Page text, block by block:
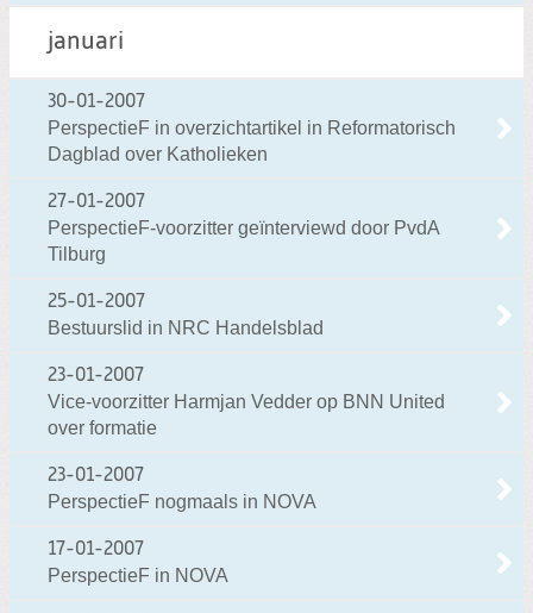
januari
30-01-2007
PerspectieF in overzichtartikel in Reformatorisch
Dagblad over Katholieken
27-01-2007
PerspectieF-voorzitter geïnterviewd door PvdA
Tilburg
25-01-2007
Bestuurslid in NRC Handelsblad
23-01-2007
Vice-voorzitter Harmjan Vedder op BNN United
over formatie
23-01-2007
PerspectieF nogmaals in NOVA
17-01-2007
PerspectieF in NOVA